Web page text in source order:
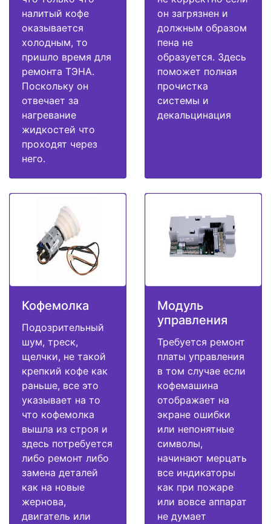
налитый кофе
оказывается
холодным, то
пришло время для
ремонта ТЭНА.
Поскольку он
отвечает за
нагревание
жидкостей что
проходят через
него.
он загрязнен и
должным образом
пена не
образуется. Здесь
поможет полная
прочистка
системы и
декальцинация
Кофемолка
Подозрительный
шум, треск,
щелчки, не такой
крепкий кофе как
раньше, все это
указывает на то
что кофемолка
вышла из строя и
здесь потребуется
либо ремонт либо
замена деталей
как на новые
жернова,
двигатель или
Модуль
управления
Требуется ремонт
платы управления
в том случае если
кофемашина
отображает на
экране ошибки
или непонятные
символы,
начинают мерцать
все индикаторы
как при пожаре
или вовсе аппарат
не думает